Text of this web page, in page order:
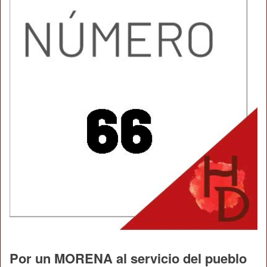
Por un MORENA al servicio del pueblo